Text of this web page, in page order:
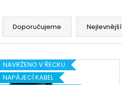
Ř
Doporučujeme Nejlevnější
NAVRŽENO V ŘECKU
NAPÁJECÍ KABEL